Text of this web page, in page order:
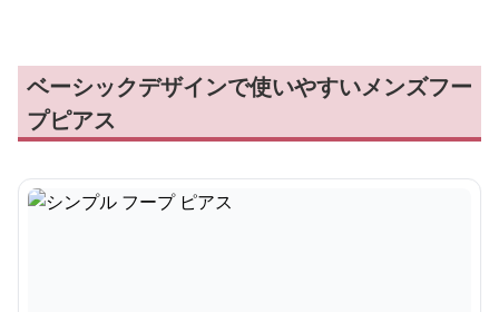
ベーシックデザインで使いやすいメンズフー
プピアス